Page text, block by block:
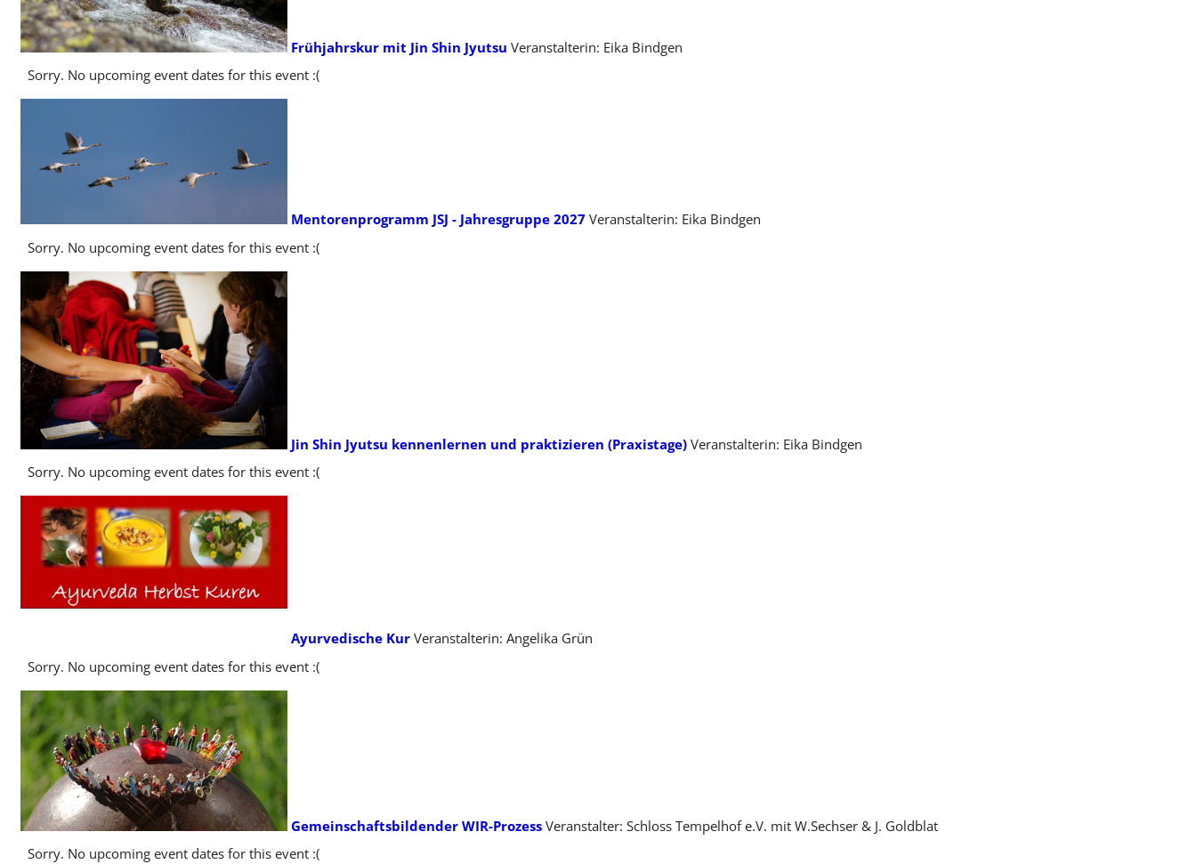
Frühjahrskur mit Jin Shin Jyutsu Veranstalterin: Eika Bindgen
Sorry. No upcoming event dates for this event :(
Mentorenprogramm JSJ - Jahresgruppe 2027 Veranstalterin: Eika Bindgen
Sorry. No upcoming event dates for this event :(
Jin Shin Jyutsu kennenlernen und praktizieren (Praxistage) Veranstalterin: Eika Bindgen
Sorry. No upcoming event dates for this event :(
Ayurvedische Kur Veranstalterin: Angelika Grün
Sorry. No upcoming event dates for this event :(
Gemeinschaftsbildender WIR-Prozess Veranstalter: Schloss Tempelhof e.V. mit W.Sechser & J. Goldblat
Sorry. No upcoming event dates for this event :(